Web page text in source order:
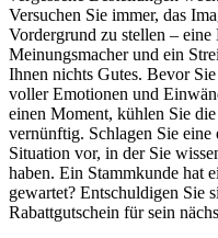
Versuchen Sie immer, das
Vordergrund zu stellen –
Meinungsmacher und ein
Ihnen nichts Gutes. Bevor
voller Emotionen und
einen Moment, kühlen Sie
vernünftig. Schlagen Sie
Situation vor, in der Sie
haben. Ein Stammkunde hat
gewartet? Entschuldigen Sie
Rabattgutschein für sein